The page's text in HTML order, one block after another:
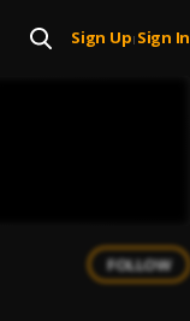
Sign Up| Sign In
FOLLOW